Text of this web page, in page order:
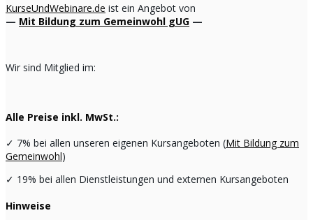
KurseUndWebinare.de ist ein Angebot von
— Mit Bildung zum Gemeinwohl gUG —
Wir sind Mitglied im:
Alle Preise inkl. MwSt.:
✓ 7% bei allen unseren eigenen Kursangeboten (Mit Bildung zum
Gemeinwohl)
✓ 19% bei allen Dienstleistungen und externen Kursangeboten
Hinweise